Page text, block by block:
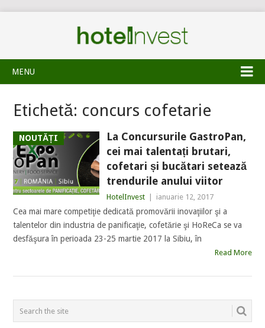
MENU
Etichetă: concurs cofetarie
NOUTĂȚI
La Concursurile GastroPan,
cei mai talentați brutari,
cofetari și bucătari setează
trendurile anului viitor
HotelInvest ianuarie 12, 2017
Cea mai mare competiţie dedicată promovării inovaţiilor şi a
talentelor din industria de panificaţie, cofetărie şi HoReCa se va
desfăşura în perioada 23-25 martie 2017 la Sibiu, în
Read More
POSTS
NAVIGATION